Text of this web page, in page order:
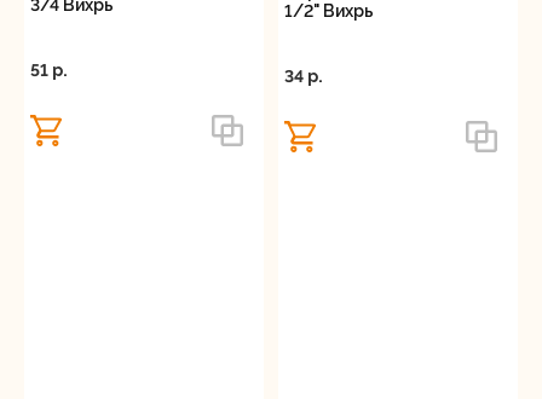
3/4 Вихрь
51 p.
1/2" Вихрь
34 p.